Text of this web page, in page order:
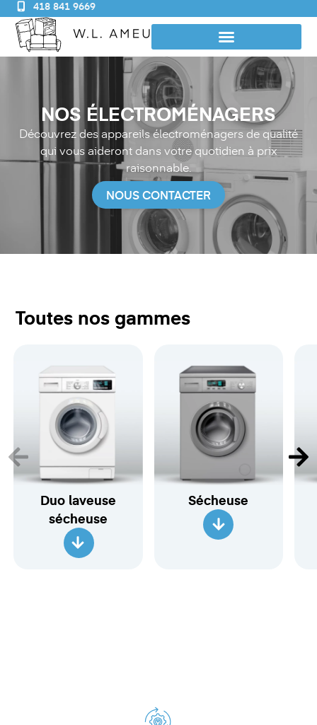
418 841 9669
NOS ÉLECTROMÉNAGERS
Découvrez des appareils électroménagers de qualité
qui vous aideront dans votre quotidien à prix
raisonnable.
NOUS CONTACTER
Toutes nos gammes
Duo laveuse
sécheuse
Sécheuse